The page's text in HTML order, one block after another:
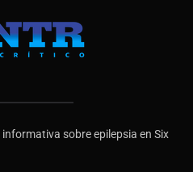
sobre epilepsia en Six